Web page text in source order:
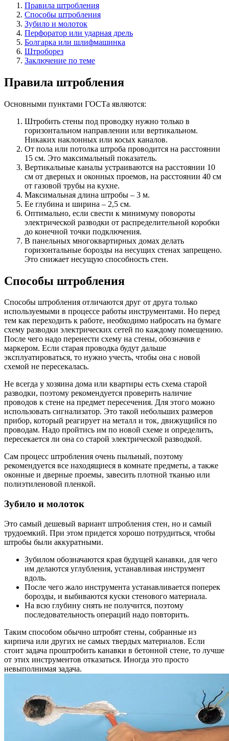
Правила штробления
Способы штробления
Зубило и молоток
Перфоратор или ударная дрель
Болгарка или шлифмашинка
Штроборез
Заключение по теме
Правила штробления
Основными пунктами ГОСТа являются:
Штробить стены под проводку нужно только в
горизонтальном направлении или вертикальном.
Никаких наклонных или косых каналов.
От пола или потолка штроба проводится на расстоянии
15 см. Это максимальный показатель.
Вертикальные каналы устраиваются на расстоянии 10
см от дверных и оконных проемов, на расстоянии 40 см
от газовой трубы на кухне.
Максимальная длина штробы – 3 м.
Ее глубина и ширина – 2,5 см.
Оптимально, если свести к минимуму повороты
электрической разводки от распределительной коробки
до конечной точки подключения.
В панельных многоквартирных домах делать
горизонтальные борозды на несущих стенах запрещено.
Это снижает несущую способность стен.
Способы штробления
Способы штробления отличаются друг от друга только
используемыми в процессе работы инструментами. Но перед
тем как переходить к работе, необходимо набросать на бумаге
схему разводки электрических сетей по каждому помещению.
После чего надо перенести схему на стены, обозначив е
маркером. Если старая проводка будут дальше
эксплуатироваться, то нужно учесть, чтобы она с новой
схемой не пересекалась.
Не всегда у хозяина дома или квартиры есть схема старой
разводки, поэтому рекомендуется проверить наличие
проводов к стене на предмет пересечения. Для этого можно
использовать сигнализатор. Это такой небольших размеров
прибор, который реагирует на металл и ток, движущийся по
проводам. Надо пройтись им по новой схеме и определить,
пересекается ли она со старой электрической разводкой.
Сам процесс штробления очень пыльный, поэтому
рекомендуется все находящиеся в комнате предметы, а также
оконные и дверные проемы, завесить плотной тканью или
полиэтиленовой пленкой.
Зубило и молоток
Это самый дешевый вариант штробления стен, но и самый
трудоемкий. При этом придется хорошо потрудиться, чтобы
штробы были аккуратными.
Зубилом обозначаются края будущей канавки, для чего
им делаются углубления, устанавливая инструмент
вдоль.
После чего жало инструмента устанавливается поперек
борозды, и выбиваются куски стенового материала.
На всю глубину снять не получится, поэтому
последовательность операций надо повторить.
Таким способом обычно штробят стены, собранные из
кирпича или других не самых твердых материалов. Если
стоит задача проштробить канавки в бетонной стене, то лучше
от этих инструментов отказаться. Иногда это просто
невыполнимая задача.